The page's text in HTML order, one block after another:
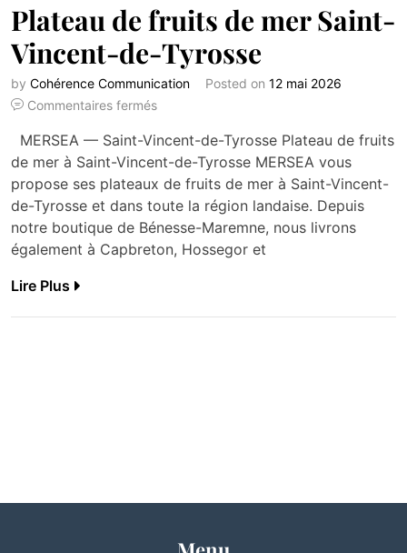
Plateau de fruits de mer Saint-
Vincent-de-Tyrosse
by Cohérence Communication Posted on 12 mai 2026
Commentaires fermés
MERSEA — Saint-Vincent-de-Tyrosse Plateau de fruits
de mer à Saint-Vincent-de-Tyrosse MERSEA vous
propose ses plateaux de fruits de mer à Saint-Vincent-
de-Tyrosse et dans toute la région landaise. Depuis
notre boutique de Bénesse-Maremne, nous livrons
également à Capbreton, Hossegor et
Lire Plus